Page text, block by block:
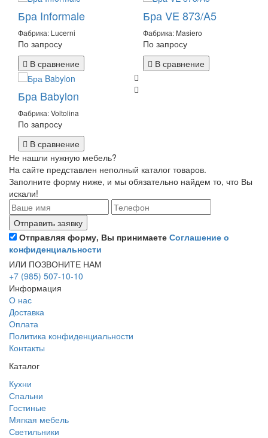
Бра Informale
Фабрика: Lucerni
По запросу
В сравнение
Бра VE 873/A5
Фабрика: Masiero
По запросу
В сравнение
Бра Babylon
Фабрика: Voltolina
По запросу
В сравнение
Не нашли нужную мебель?
На сайте представлен неполный каталог товаров.
Заполните форму ниже, и мы обязательно найдем то, что Вы
искали!
Отправляя форму, Вы принимаете Соглашение о
конфиденциальности
ИЛИ ПОЗВОНИТЕ НАМ
+7 (985) 507-10-10
Информация
О нас
Доставка
Оплата
Политика конфиденциальности
Контакты
Каталог
Кухни
Спальни
Гостиные
Мягкая мебель
Светильники